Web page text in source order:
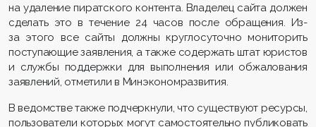
на удаление пиратского контента. Владелец сайта должен
сделать это в течение 24 часов после обращения. Из-
за этого все сайты должны круглосуточно мониторить
поступающие заявления, а также содержать штат юристов
и службы поддержки для выполнения или обжалования
заявлений, отметили в Минэкономразвития.
В ведомстве также подчеркнули, что существуют ресурсы,
пользователи которых могут самостоятельно публиковать